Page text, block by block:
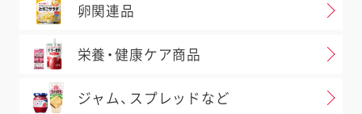
卵関連品
栄養・健康ケア商品
ジャム、スプレッドなど